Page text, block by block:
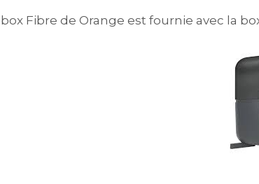
Fibre de Orange est fournie avec la